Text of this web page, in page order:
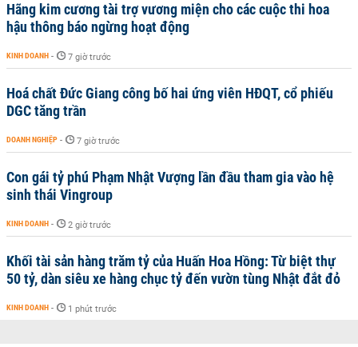
Hãng kim cương tài trợ vương miện cho các cuộc thi hoa
hậu thông báo ngừng hoạt động
KINH DOANH - 7 giờ trước
Hoá chất Đức Giang công bố hai ứng viên HĐQT, cổ phiếu
DGC tăng trần
DOANH NGHIỆP - 7 giờ trước
Con gái tỷ phú Phạm Nhật Vượng lần đầu tham gia vào hệ
sinh thái Vingroup
KINH DOANH - 2 giờ trước
Khối tài sản hàng trăm tỷ của Huấn Hoa Hồng: Từ biệt thự
50 tỷ, dàn siêu xe hàng chục tỷ đến vườn tùng Nhật đắt đỏ
KINH DOANH - 1 phút trước